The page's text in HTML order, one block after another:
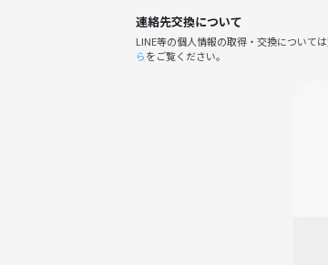
17:00 スタート
軽く挨拶して
ライブDVD鑑賞スタート✨️
・女性主催＆少人数で初参加、おひ
連絡先交換について
LINE等の個人情報の取得・交換について
らをご覧ください。